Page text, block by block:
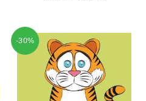
-30%